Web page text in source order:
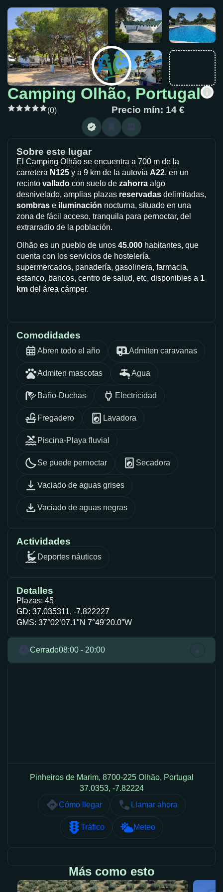
Camping Olhão, Portugal
(0) Precio mín: 14 €
Sobre este lugar
El Camping Olhão se encuentra a 700 m de la
carretera N125 y a 9 km de la autovía A22, en un
recinto vallado con suelo de zahorra algo
desnivelado, amplias plazas reservadas delimitadas,
sombras e iluminación nocturna, situado en una
zona de fácil acceso, tranquila para pernoctar, del
extrarradio de la población.
Olhão es un pueblo de unos 45.000 habitantes, que
cuenta con los servicios de hostelería,
supermercados, panadería, gasolinera, farmacia,
estanco, bancos, centro de salud, etc, disponibles a 1
km del área cámper.
Comodidades
Abren todo el año Admiten caravanas
Admiten mascotas Agua
Baño-Duchas Electricidad
Fregadero Lavadora
Piscina-Playa fluvial
Se puede pernoctar Secadora
Vaciado de aguas grises
Vaciado de aguas negras
Actividades
Deportes náuticos
Detalles
Plazas: 45
GD: 37.035311, -7.822227
GMS: 37°02’07.1″N 7°49’20.0″W
Cerrado08:00 - 20:00
Pinheiros de Marim, 8700-225 Olhão, Portugal
37.0353, -7.82224
Cómo llegar
Llamar ahora
Tráfico Meteo
Más como esto